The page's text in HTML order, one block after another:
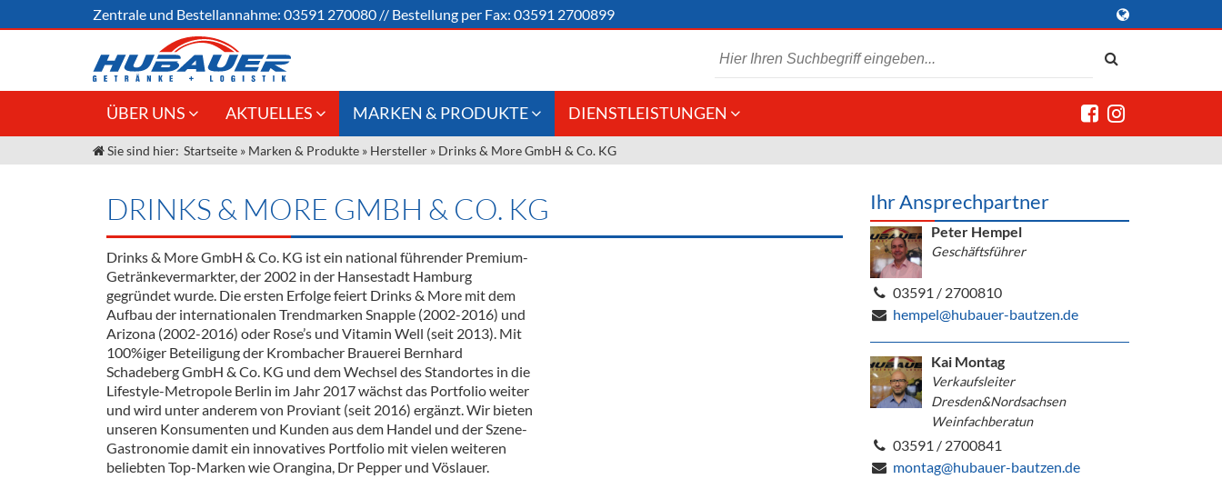
Zentrale und Bestellannahme: 03591 270080 // Bestellung per Fax: 03591 2700899
ÜBER UNS
Jobs
Unser Team
Kontakt
AKTUELLES
Angebote Gastronomie &
Gastronomie
Innovation - Die Neue Art des
Bierzapfens "DroughtMaster"
Neuigkeiten
Termine
MARKEN & PRODUKTE
Weine & Schaumwein
Spirituosen
Fassbier + Zubehör
Alkoholfreie Getränke
Öle & Küchenartikel
Kaffee
Barzubehör
Equipment
Ausschankwagen
DIENSTLEISTUNGEN
Kommisionskauf &
Fremddienstleistungen
Sie sind hier: Startseite » Marken & Produkte » Hersteller » Drinks & More GmbH & Co. KG
DRINKS & MORE GMBH & CO. KG
Drinks & More GmbH & Co. KG ist ein national führender Premium-
Getränkevermarkter, der 2002 in der Hansestadt Hamburg
gegründet wurde. Die ersten Erfolge feiert Drinks & More mit dem
Aufbau der internationalen Trendmarken Snapple (2002-2016) und
Arizona (2002-2016) oder Rose’s und Vitamin Well (seit 2013). Mit
100%iger Beteiligung der Krombacher Brauerei Bernhard
Schadeberg GmbH & Co. KG und dem Wechsel des Standortes in die
Lifestyle-Metropole Berlin im Jahr 2017 wächst das Portfolio weiter
und wird unter anderem von Proviant (seit 2016) ergänzt. Wir bieten
unseren Konsumenten und Kunden aus dem Handel und der Szene-
Gastronomie damit ein innovatives Portfolio mit vielen weiteren
beliebten Top-Marken wie Orangina, Dr Pepper und Vöslauer.
Ihr Ansprechpartner
Peter Hempel
Geschäftsführer
03591 / 2700810
hempel@hubauer-bautzen.de
Kai Montag
Verkaufsleiter
Dresden&Nordsachsen
Weinfachberatun
03591 / 2700841
montag@hubauer-bautzen.de